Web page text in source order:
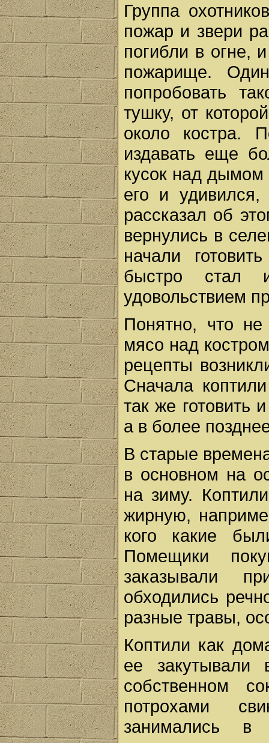
Группа
пожар и звери
погибли в огне,
пожарище.
попробовать
тушку, от
около костра.
издавать еще
кусок над дымом
его и
рассказал об
вернулись в
начали
быстро стал
удовольствием
Понятно, что не
мясо над
рецепты
Сначала
так же готовить
а в более
В старые
в основном на
на зиму.
жирную,
кого какие
Помещики
заказывали
обходились
разные травы,
Коптили как
ее закутывали
собственном
потрохами
занимались